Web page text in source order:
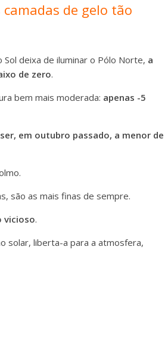
de gelo tão
deixa de iluminar o Pólo Norte, a
de zero.
bem mais moderada: apenas -5
em outubro passado, a menor de
são as mais finas de sempre.
vicioso.
solar, liberta-a para a atmosfera,